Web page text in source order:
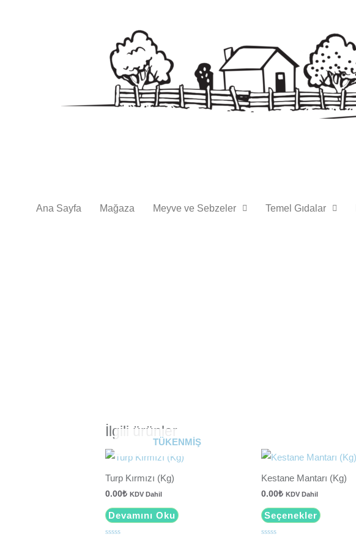
Ana Sayfa Mağaza Meyve ve Sebzeler Temel Gıdalar
İlgili ürünler
TÜKENMIŞ
Turp Kırmızı (Kg)
0.00₺ KDV Dahil
Devamını Oku
Kestane Mantarı (Kg)
0.00₺ KDV Dahil
Seçenekler